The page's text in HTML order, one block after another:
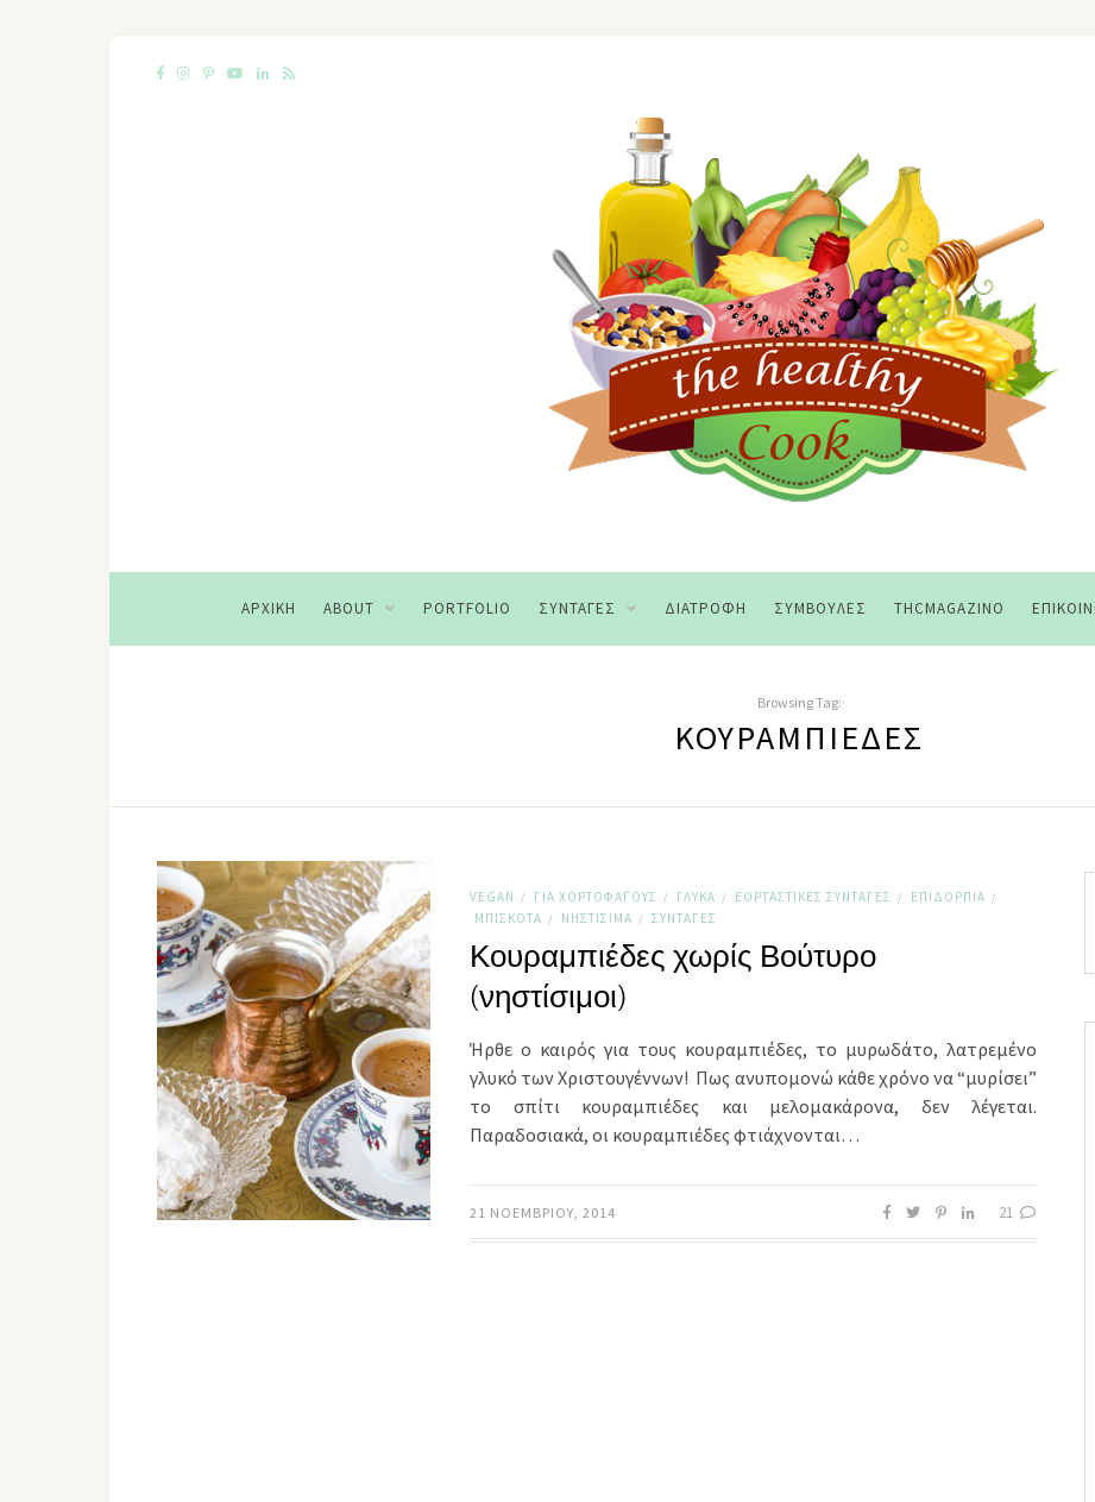
ΑΡΧΙΚΉ ABOUT PORTFOLIO ΣΥΝΤΑΓΈΣ ΔΙΑΤΡΟΦΉ ΣΥΜΒΟΥΛΈΣ THCMAGAZINO
Browsing Tag:
ΚΟΥΡΑΜΠΙΈΔΕΣ
VEGAN / ΓΙΑ ΧΟΡΤΟΦΆΓΟΥΣ / ΓΛΥΚΆ / ΕΟΡΤΑΣΤΙΚΈΣ ΣΥΝΤΑΓΈΣ / ΕΠΙΔΌΡΠΙΑ /
ΜΠΙΣΚΌΤΑ / ΝΗΣΤΊΣΙΜΑ / ΣΥΝΤΑΓΈΣ
Κουραμπιέδες χωρίς Βούτυρο
(νηστίσιμοι)
Ήρθε ο καιρός για τους κουραμπιέδες, το μυρωδάτο, λατρεμένο
γλυκό των Χριστουγέννων! Πως ανυπομονώ κάθε χρόνο να “μυρίσει”
το σπίτι κουραμπιέδες και μελομακάρονα, δεν λέγεται.
Παραδοσιακά, οι κουραμπιέδες φτιάχνονται…
21 ΝΟΕΜΒΡΊΟΥ, 2014 21